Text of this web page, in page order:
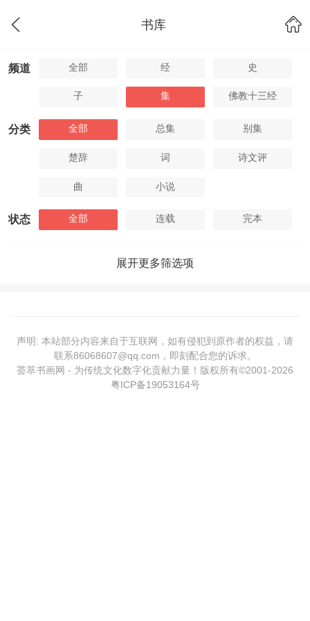
书库
频道 全部 经 史
子 集 佛教十三经
分类 全部 总集 别集
楚辞 词 诗文评
曲 小说
状态 全部 连载 完本
展开更多筛选项
声明: 本站部分内容来自于互联网，如有侵犯到原作者的权益，请
联系86068607@qq.com，即刻配合您的诉求。
荟萃书画网 - 为传统文化数字化贡献力量！版权所有©2001-2026
粤ICP备19053164号